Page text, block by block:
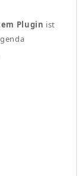
Plugin ist